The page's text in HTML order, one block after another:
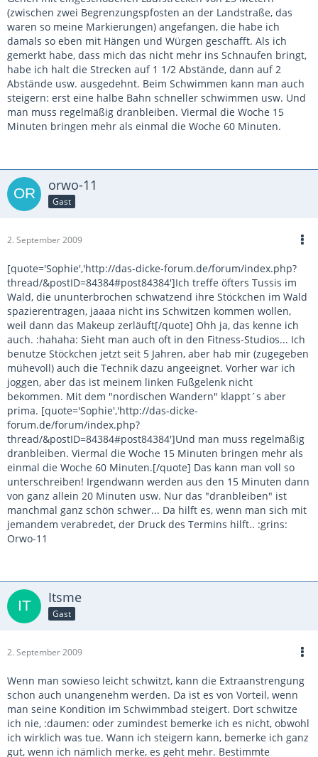
(zwischen zwei Begrenzungspfosten an der Landstraße, das
waren so meine Markierungen) angefangen, die habe ich
damals so eben mit Hängen und Würgen geschafft. Als ich
gemerkt habe, dass mich das nicht mehr ins Schnaufen bringt,
habe ich halt die Strecken auf 1 1/2 Abstände, dann auf 2
Abstände usw. ausgedehnt. Beim Schwimmen kann man auch
steigern: erst eine halbe Bahn schneller schwimmen usw. Und
man muss regelmäßig dranbleiben. Viermal die Woche 15
Minuten bringen mehr als einmal die Woche 60 Minuten.
orwo-11
Gast
2. September 2009
[quote='Sophie','http://das-dicke-forum.de/forum/index.php?
thread/&postID=84384#post84384']Ich treffe öfters Tussis im
Wald, die ununterbrochen schwatzend ihre Stöckchen im Wald
spazierentragen, jaaaa nicht ins Schwitzen kommen wollen,
weil dann das Makeup zerläuft[/quote] Ohh ja, das kenne ich
auch. :hahaha: Sieht man auch oft in den Fitness-Studios... Ich
benutze Stöckchen jetzt seit 5 Jahren, aber hab mir (zugegeben
mühevoll) auch die Technik dazu angeeignet. Vorher war ich
joggen, aber das ist meinem linken Fußgelenk nicht
bekommen. Mit dem "nordischen Wandern" klappt´s aber
prima. [quote='Sophie','http://das-dicke-
forum.de/forum/index.php?
thread/&postID=84384#post84384']Und man muss regelmäßig
dranbleiben. Viermal die Woche 15 Minuten bringen mehr als
einmal die Woche 60 Minuten.[/quote] Das kann man voll so
unterschreiben! Irgendwann werden aus den 15 Minuten dann
von ganz allein 20 Minuten usw. Nur das "dranbleiben" ist
manchmal ganz schön schwer... Da hilft es, wenn man sich mit
jemandem verabredet, der Druck des Termins hilft.. :grins:
Orwo-11
Itsme
Gast
2. September 2009
Wenn man sowieso leicht schwitzt, kann die Extraanstrengung
schon auch unangenehm werden. Da ist es von Vorteil, wenn
man seine Kondition im Schwimmbad steigert. Dort schwitze
ich nie, :daumen: oder zumindest bemerke ich es nicht, obwohl
ich wirklich was tue. Wann ich steigern kann, bemerke ich ganz
gut, wenn ich nämlich merke, es geht mehr. Bestimmte